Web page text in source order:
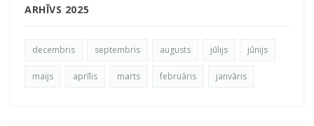
ARHĪVS 2025
decembris septembris augusts jūlijs jūnijs
maijs aprīlis marts februāris janvāris